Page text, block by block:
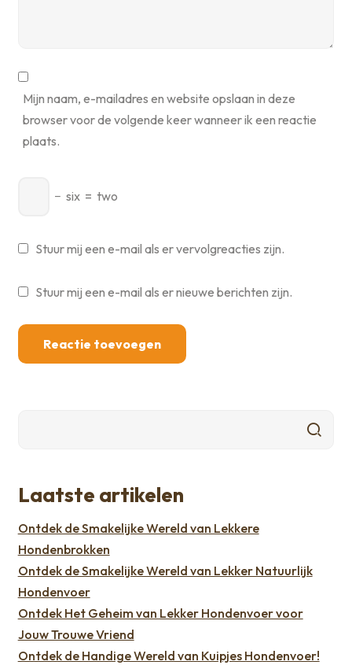
Mijn naam, e-mailadres en website opslaan in deze
browser voor de volgende keer wanneer ik een reactie
plaats.
− six = two
Stuur mij een e-mail als er vervolgreacties zijn.
Stuur mij een e-mail als er nieuwe berichten zijn.
Laatste artikelen
Ontdek de Smakelijke Wereld van Lekkere
Hondenbrokken
Ontdek de Smakelijke Wereld van Lekker Natuurlijk
Hondenvoer
Ontdek Het Geheim van Lekker Hondenvoer voor
Jouw Trouwe Vriend
Ontdek de Handige Wereld van Kuipjes Hondenvoer!